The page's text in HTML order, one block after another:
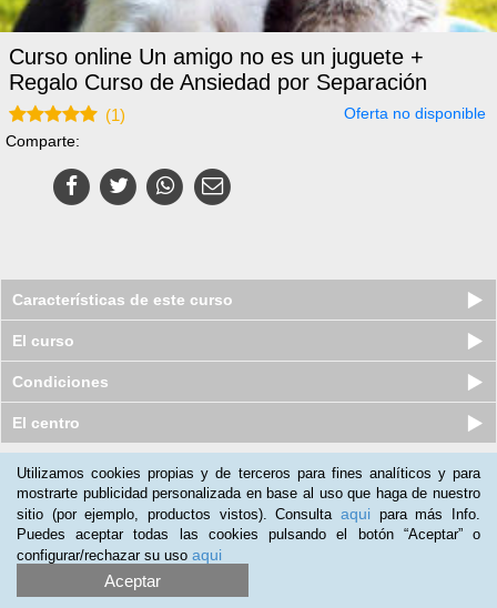
Curso online Un amigo no es un juguete +
Regalo Curso de Ansiedad por Separación
(1)
Oferta no disponible
Comparte:
Características de este curso
El curso
Condiciones
El centro
Nuestros clientes opinan:
Lourdes Gonzalez(21-05-2018)
se le recomendaria a todas aquellas personas que tengan perro
Utilizamos cookies propias y de terceros para fines analíticos y para
mostrarte publicidad personalizada en base al uso que haga de nuestro
sitio (por ejemplo, productos vistos). Consulta aqui para más Info.
Puedes aceptar todas las cookies pulsando el botón “Aceptar” o
configurar/rechazar su uso aqui
Aceptar